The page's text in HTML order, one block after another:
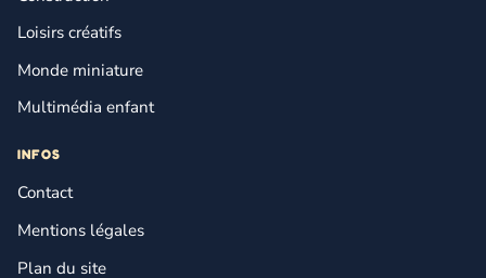
Loisirs créatifs
Monde miniature
Multimédia enfant
INFOS
Contact
Mentions légales
Plan du site